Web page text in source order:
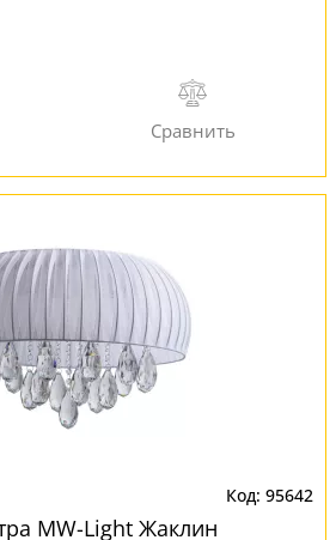
95642
MW-Light Жаклин